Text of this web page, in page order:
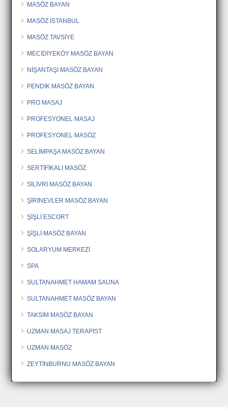
MASÖZ BAYAN
MASÖZ İSTANBUL
MASÖZ TAVSİYE
MECİDİYEKÖY MASÖZ BAYAN
NİŞANTAŞI MASÖZ BAYAN
PENDİK MASÖZ BAYAN
PRO MASAJ
PROFESYONEL MASAJ
PROFESYONEL MASÖZ
SELİMPAŞA MASÖZ BAYAN
SERTİFİKALI MASÖZ
SİLİVRİ MASÖZ BAYAN
ŞİRİNEVLER MASÖZ BAYAN
ŞİŞLİ ESCORT
ŞİŞLİ MASÖZ BAYAN
SOLARYUM MERKEZİ
SPA
SULTANAHMET HAMAM SAUNA
SULTANAHMET MASÖZ BAYAN
TAKSİM MASÖZ BAYAN
UZMAN MASAJ TERAPİST
UZMAN MASÖZ
ZEYTİNBURNU MASÖZ BAYAN